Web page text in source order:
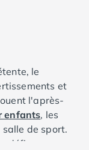
le
et
l'après-
enfants, les
de sport.
défier au